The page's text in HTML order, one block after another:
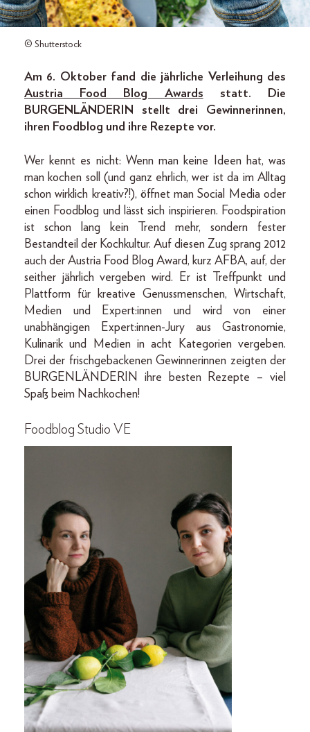
© Shutterstock
Am 6. Oktober fand die jährliche Verleihung des
Austria Food Blog Awards statt. Die
BURGENLÄNDERIN stellt drei Gewinnerinnen,
ihren Foodblog und ihre Rezepte vor.
Wer kennt es nicht: Wenn man keine Ideen hat, was
man kochen soll (und ganz ehrlich, wer ist da im Alltag
schon wirklich kreativ?!), öffnet man Social Media oder
einen Foodblog und lässt sich inspirieren. Foodspiration
ist schon lang kein Trend mehr, sondern fester
Bestandteil der Kochkultur. Auf diesen Zug sprang 2012
auch der Austria Food Blog Award, kurz AFBA, auf, der
seither jährlich vergeben wird. Er ist Treffpunkt und
Plattform für kreative Genussmenschen, Wirtschaft,
Medien und Expert:innen und wird von einer
unabhängigen Expert:innen-Jury aus Gastronomie,
Kulinarik und Medien in acht Kategorien vergeben.
Drei der frisch­gebackenen Gewinnerinnen zeigten der
BURGENLÄNDERIN ihre besten Rezepte – viel
Spaß beim Nachkochen!
Foodblog Studio VE